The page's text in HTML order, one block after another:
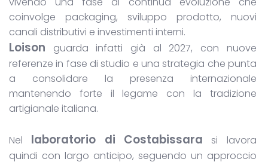
coinvolge packaging, sviluppo prodotto, nuovi
canali distributivi e investimenti interni.
Loison
guarda infatti già al 2027, con nuove
referenze in fase di studio e una strategia che punta
a consolidare la presenza internazionale
mantenendo forte il legame con la tradizione
artigianale italiana.
Nel laboratorio di Costabissara si lavora
quindi con largo anticipo, seguendo un approccio